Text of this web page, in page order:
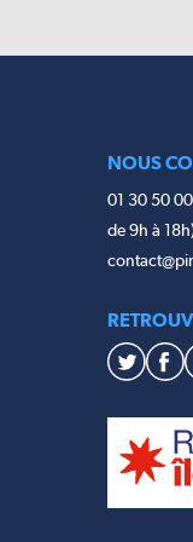
NOUS
01 30 50
de 9h à